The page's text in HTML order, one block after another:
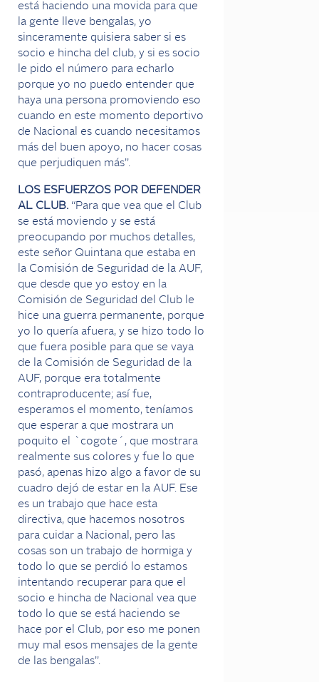
está haciendo una movida para que
la gente lleve bengalas, yo
sinceramente quisiera saber si es
socio e hincha del club, y si es socio
le pido el número para echarlo
porque yo no puedo entender que
haya una persona promoviendo eso
cuando en este momento deportivo
de Nacional es cuando necesitamos
más del buen apoyo, no hacer cosas
que perjudiquen más”.
LOS ESFUERZOS POR DEFENDER
AL CLUB. “Para que vea que el Club
se está moviendo y se está
preocupando por muchos detalles,
este señor Quintana que estaba en
la Comisión de Seguridad de la AUF,
que desde que yo estoy en la
Comisión de Seguridad del Club le
hice una guerra permanente, porque
yo lo quería afuera, y se hizo todo lo
que fuera posible para que se vaya
de la Comisión de Seguridad de la
AUF, porque era totalmente
contraproducente; así fue,
esperamos el momento, teníamos
que esperar a que mostrara un
poquito el `cogote´, que mostrara
realmente sus colores y fue lo que
pasó, apenas hizo algo a favor de su
cuadro dejó de estar en la AUF. Ese
es un trabajo que hace esta
directiva, que hacemos nosotros
para cuidar a Nacional, pero las
cosas son un trabajo de hormiga y
todo lo que se perdió lo estamos
intentando recuperar para que el
socio e hincha de Nacional vea que
todo lo que se está haciendo se
hace por el Club, por eso me ponen
muy mal esos mensajes de la gente
de las bengalas”.